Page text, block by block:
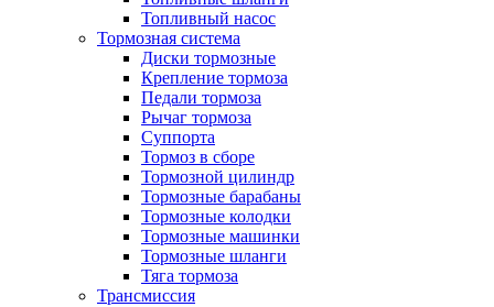
Топливный насос
Тормозная система
Диски тормозные
Крепление тормоза
Педали тормоза
Рычаг тормоза
Суппорта
Тормоз в сборе
Тормозной цилиндр
Тормозные барабаны
Тормозные колодки
Тормозные машинки
Тормозные шланги
Тяга тормоза
Трансмиссия